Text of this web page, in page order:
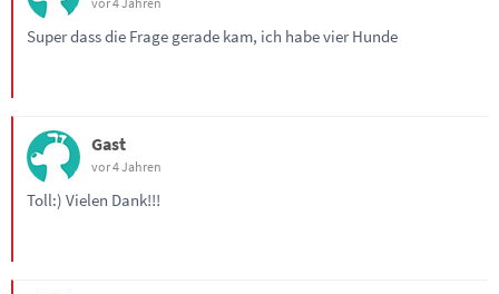
Super dass die Frage gerade kam, ich habe vier Hunde
Gast
vor 4 Jahren
Toll:) Vielen Dank!!!